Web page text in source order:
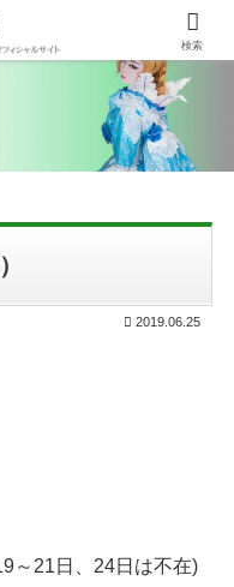
2019.06.25
～21日、24日は不在)
検索